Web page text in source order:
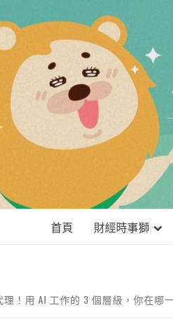
首頁 財經時事獅
！用 AI 工作的 3 個層級，你在哪